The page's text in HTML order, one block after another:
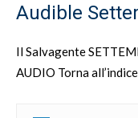
Audible
Il Salvagente
AUDIO Torna all’indice